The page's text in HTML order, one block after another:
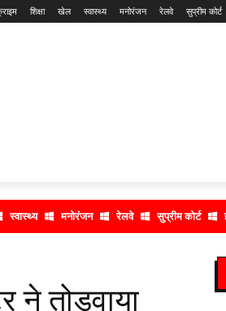
शिक्षा खेल स्वास्थ्य मनोरंजन रेलवे सुप्रीम कोर्ट
स्वास्थ्य मनोरंजन रेलवे सुप्रीम कोर्ट
ने तोड़वाया